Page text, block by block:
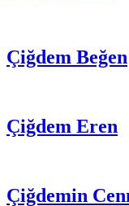
Çiğdem Beğen
Çiğdem Eren
Çiğdemin